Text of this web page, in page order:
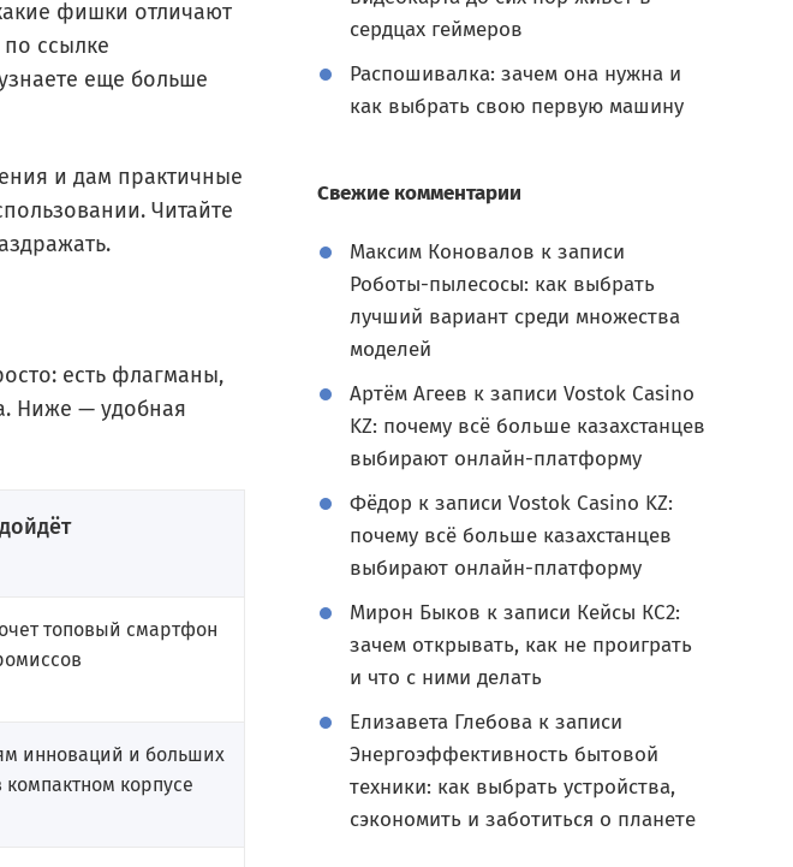
фишки отличают
ссылке
еще больше
и дам практичные
Читайте
есть флагманы,
Ниже — удобная
топовый смартфон
инноваций и больших
компактном корпусе
сердцах геймеров
Распошивалка: зачем она нужна и
как выбрать свою первую машину
Свежие комментарии
Максим Коновалов к записи
Роботы-пылесосы: как выбрать
лучший вариант среди множества
моделей
Артём Агеев к записи Vostok Casino
KZ: почему всё больше казахстанцев
выбирают онлайн-платформу
Фёдор к записи Vostok Casino KZ:
почему всё больше казахстанцев
выбирают онлайн-платформу
Мирон Быков к записи Кейсы КС2:
зачем открывать, как не проиграть
и что с ними делать
Елизавета Глебова к записи
Энергоэффективность бытовой
техники: как выбрать устройства,
сэкономить и заботиться о планете